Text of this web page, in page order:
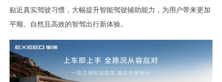
贴近真实驾驶习惯，大幅提升智能驾驶辅助能力，为用户带来更加
平顺、自然且高效的智驾出行新体验。